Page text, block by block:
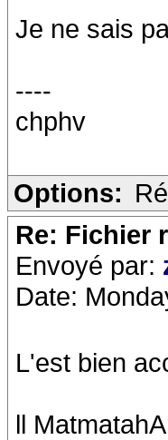
Je ne sais
----
chphv
Options:
Re: Fichier
Envoyé par:
Date:
L'est bien
ll